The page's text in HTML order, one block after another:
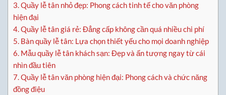
3.Quầy lễ tân nhỏ đẹp: Phong cách tinh tế cho văn phòng
hiện đại
4.Quầy lễ tân giá rẻ: Đẳng cấp không cần quá nhiều chi phí
5. Bàn quầy lễ tân: Lựa chọn thiết yếu cho mọi doanh nghiệp
6. Mẫu quầy lễ tân khách sạn: Đẹp và ấn tượng ngay từ cái
nhìn đầu tiên
7.Quầy lễ tân văn phòng hiện đại: Phong cách và chức năng
đồng điệu